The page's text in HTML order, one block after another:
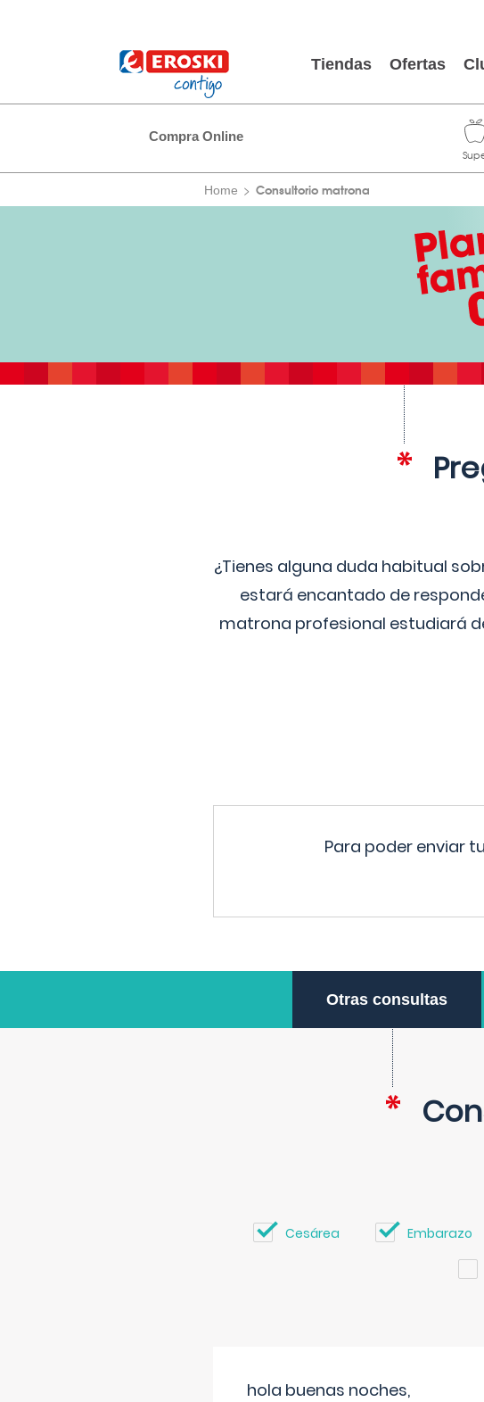
Tiendas Ofertas
Compra Online
Home Consultorio matrona
¿Tienes alguna duda habitual
estará encantado de
matrona profesional estudiará
Para poder enviar
Otras consultas
Cesárea Embarazo
hola buenas noches,